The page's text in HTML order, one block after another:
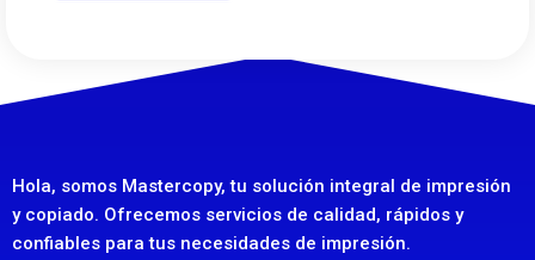
Hola, somos Mastercopy, tu solución integral de impresión
y copiado. Ofrecemos servicios de calidad, rápidos y
confiables para tus necesidades de impresión.